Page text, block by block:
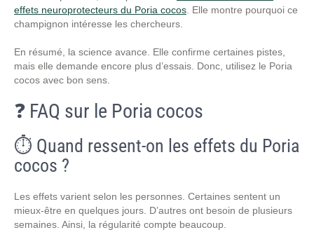
effets neuroprotecteurs du Poria cocos . Elle montre pourquoi ce
champignon intéresse les chercheurs.
En résumé, la science avance. Elle confirme certaines pistes,
mais elle demande encore plus d’essais. Donc, utilisez le Poria
cocos avec bon sens.
❓ FAQ sur le Poria cocos
⏱️ Quand ressent-on les effets du Poria
cocos ?
Les effets varient selon les personnes. Certaines sentent un
mieux-être en quelques jours. D’autres ont besoin de plusieurs
semaines. Ainsi, la régularité compte beaucoup.